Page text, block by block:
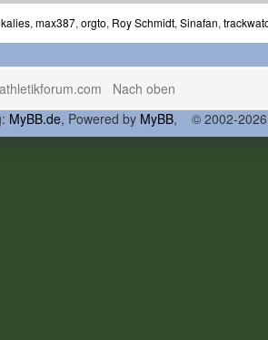
kalies, max387, orgto, Roy Schmidt, Sinafan,
Nach oben
MyBB.de, Powered by MyBB, © 2002-